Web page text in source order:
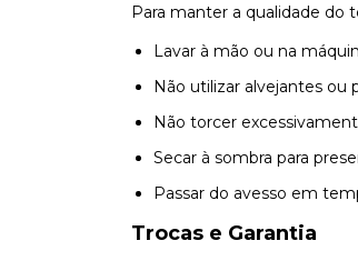
Para manter a qualidade do
Lavar à mão ou na
Não utilizar alvejantes ou
Não torcer
Secar à sombra para
Passar do avesso em
Trocas e Garantia